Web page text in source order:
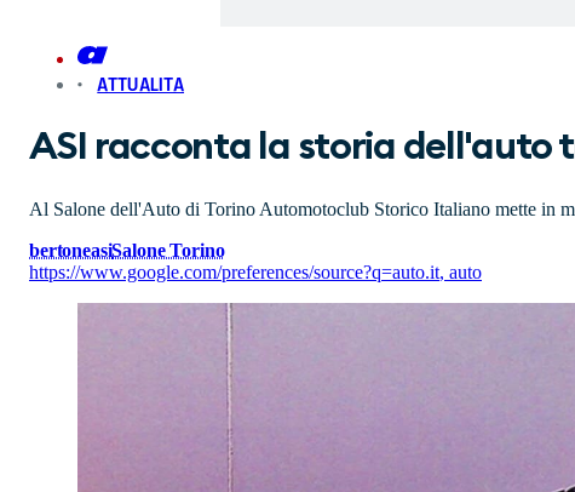
ATTUALITA
ASI racconta la storia dell'auto
Al Salone dell'Auto di Torino Automotoclub Storico Italiano mette in
bertoneasiSalone Torino
https://www.google.com/preferences/source?q=auto.it, auto